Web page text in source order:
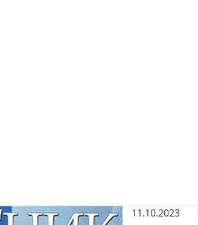
11.10.2023